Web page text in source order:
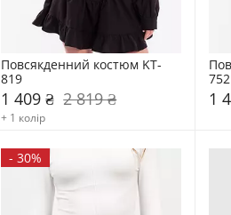
Повсякденний костюм KT-
819
1 409 ₴ 2 819 ₴
+ 1 колір
752
1
-30%